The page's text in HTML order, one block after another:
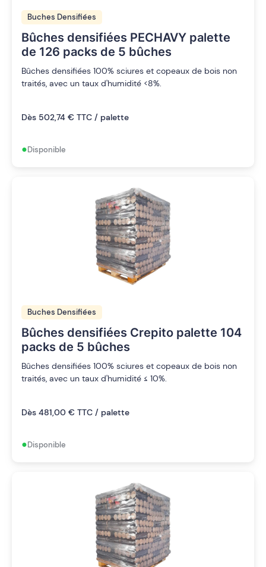
Buches Densifiées
Bûches densifiées PECHAVY palette
de 126 packs de 5 bûches
Bûches densifiées 100% sciures et copeaux de bois non
traités, avec un taux d'humidité <8%.
Dès 502,74 € TTC / palette
•Disponible
Buches Densifiées
Bûches densifiées Crepito palette 104
packs de 5 bûches
Bûches densifiées 100% sciures et copeaux de bois non
traités, avec un taux d'humidité ≤ 10%.
Dès 481,00 € TTC / palette
•Disponible